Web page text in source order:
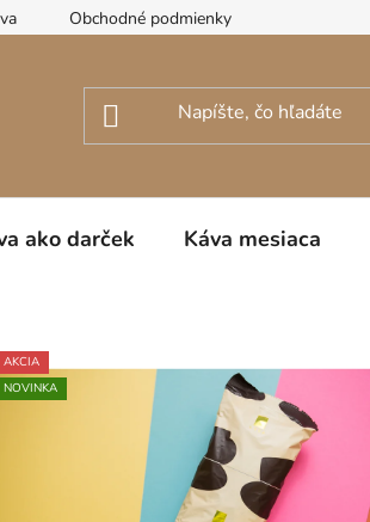
Obchodné podmienky
ako darček Káva mesiaca
AKCIA
NOVINKA